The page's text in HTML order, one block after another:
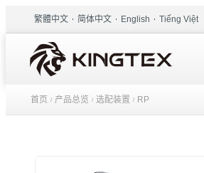
繁體中文 简体中文 English Tiếng Việt
首页 / 产品总览 / 选配装置 / RP